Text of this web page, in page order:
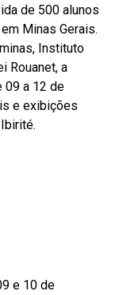
de 500 alunos
Minas Gerais.
Instituto
Rouanet, a
09 a 12 de
e exibições
e 10 de